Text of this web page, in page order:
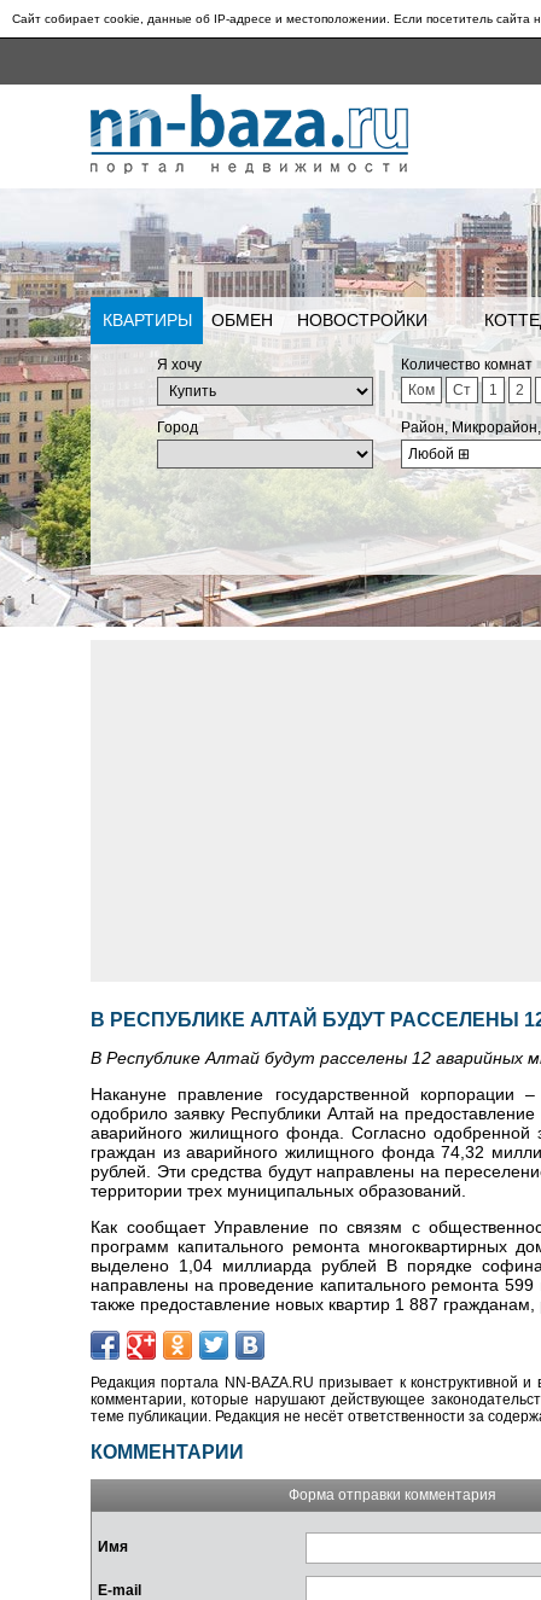
Сайт собирает cookie, данные об IP-адресе и местоположении. Если посетитель сайта
КВАРТИРЫ ОБМЕН НОВОСТРОЙКИ
Я хочу
Количество комнат
Ком
Ст 1 2
Город
Район,
Любой ⊞
В РЕСПУБЛИКЕ АЛТАЙ БУДУТ
В Республике Алтай будут расселены 12 аварийных
Накануне правление государственной
одобрило заявку Республики Алтай на
аварийного жилищного фонда. Согласно одобренной
граждан из аварийного жилищного фонда 74,32
рублей. Эти средства будут направлены на
территории трех муниципальных образований.
Как сообщает Управление по связям с
программ капитального ремонта многоквартирных
выделено 1,04 миллиарда рублей В порядке
направлены на проведение капитального ремонта
также предоставление новых квартир 1 887
Редакция портала NN-BAZA.RU призывает к конструктивной
комментарии, которые нарушают действующее
теме публикации. Редакция не несёт ответственности за
КОММЕНТАРИИ
Форма отправки комментария
Имя
E-mail